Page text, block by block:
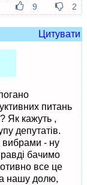
9 2
Цитувати
питань
Як кажуть ,
депутатів.
вибрами - ну
бачимо
все це
нашу долю,